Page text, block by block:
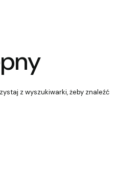
z wyszukiwarki, żeby znaleźć